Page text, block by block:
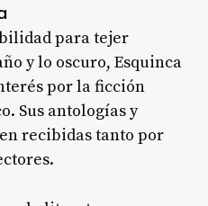
para tejer
y lo oscuro, Esquinca
por la ficción
Sus antologías y
recibidas tanto por